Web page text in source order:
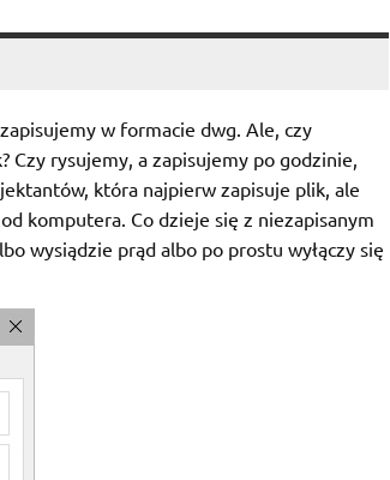
w formacie dwg. Ale, czy
Czy rysujemy, a zapisujemy po godzinie,
która najpierw zapisuje plik, ale
komputera. Co dzieje się z niezapisanym
wysiądzie prąd albo po prostu wyłączy się